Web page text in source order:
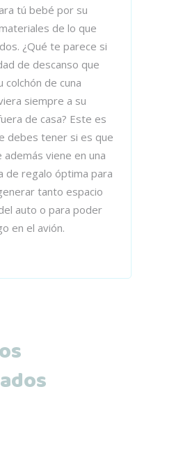
tú bebé por su
de lo que
¿Qué te parece si
de descanso que
colchón de cuna
siempre a su
de casa? Este es
debes tener si es que
además viene en una
de regalo óptima para
tanto espacio
auto o para poder
en el avión.